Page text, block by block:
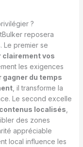
?
reposera
. Le premier se
vos
les exigences
gagner du temps
, il transforme la
Le second excelle
localisés
des zones
appréciable
local influence les